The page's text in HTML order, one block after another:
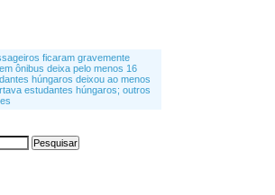
ficaram gravemente
ônibus deixa pelo menos 16
húngaros deixou ao menos
estudantes húngaros; outros